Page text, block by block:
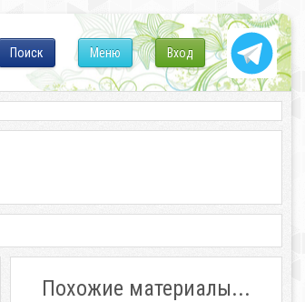
Вход
Меню
Поиск
Похожие материалы...